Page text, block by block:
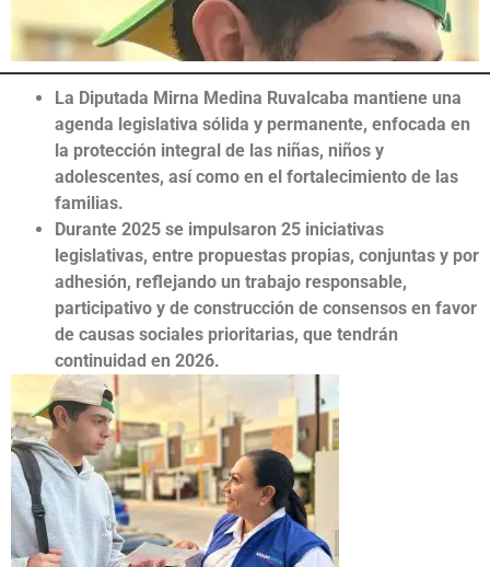
La Diputada Mirna Medina Ruvalcaba mantiene una
agenda legislativa sólida y permanente, enfocada en
la protección integral de las niñas, niños y
adolescentes, así como en el fortalecimiento de las
familias.
Durante 2025 se impulsaron 25 iniciativas
legislativas, entre propuestas propias, conjuntas y por
adhesión, reflejando un trabajo responsable,
participativo y de construcción de consensos en favor
de causas sociales prioritarias, que tendrán
continuidad en 2026.